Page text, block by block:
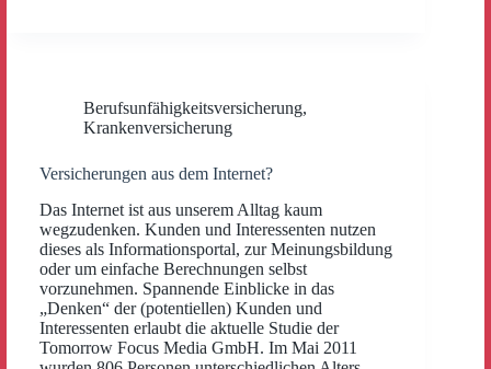
Berufsunfähigkeitsversicherung,
Krankenversicherung
Versicherungen aus dem Internet?
Das Internet ist aus unserem Alltag kaum
wegzudenken. Kunden und Interessenten nutzen
dieses als Informationsportal, zur Meinungsbildung
oder um einfache Berechnungen selbst
vorzunehmen. Spannende Einblicke in das
„Denken“ der (potentiellen) Kunden und
Interessenten erlaubt die aktuelle Studie der
Tomorrow Focus Media GmbH. Im Mai 2011